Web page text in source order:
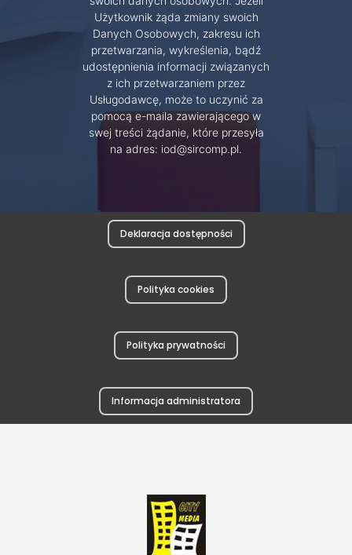
Użytkownik żąda zmiany swoich
Danych Osobowych, zakresu ich
przetwarzania, wykreślenia, bądź
udostępnienia informacji związanych
z ich przetwarzaniem przez
Usługodawcę, może to uczynić za
pomocą e-maila zawierającego w
swej treści żądanie, które przesyła
na adres: iod@sircomp.pl.
Deklaracja dostępności
Polityka cookies
Polityka prywatności
Informacja administratora